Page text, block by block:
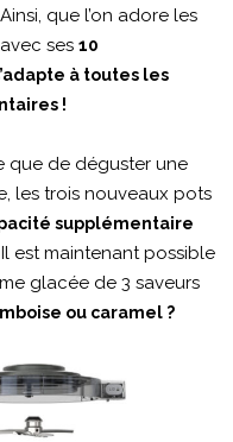
que l’on adore les
ses 10
à toutes les
!
que de déguster une
les trois nouveaux pots
supplémentaire
Il est maintenant possible
glacée de 3 saveurs
ou caramel ?